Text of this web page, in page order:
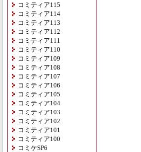
コミティア115
コミティア114
コミティア113
コミティア112
コミティア111
コミティア110
コミティア109
コミティア108
コミティア107
コミティア106
コミティア105
コミティア104
コミティア103
コミティア102
コミティア101
コミティア100
コミケSP6